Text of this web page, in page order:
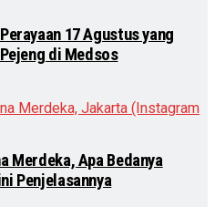
17 Agustus yang
di Medsos
Merdeka, Apa Bedanya
Penjelasannya